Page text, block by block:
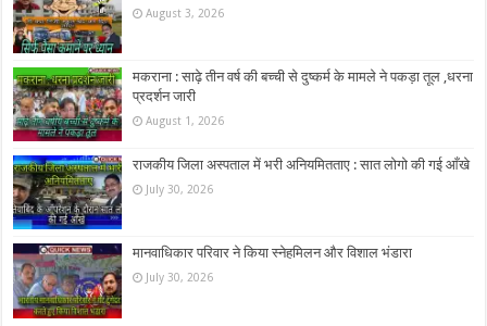
August 3, 2026
मकराना : साढ़े तीन वर्ष की बच्ची से दुष्कर्म के मामले ने पकड़ा तूल ,धरना
प्रदर्शन जारी
August 1, 2026
राजकीय जिला अस्पताल में भरी अनियमितताए : सात लोगो की गई आँखे
July 30, 2026
मानवाधिकार परिवार ने किया स्नेहमिलन और विशाल भंडारा
July 30, 2026